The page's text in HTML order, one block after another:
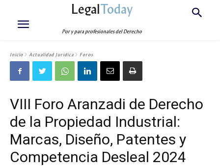
LegalToday
Por y para profesionales del Derecho
Inicio Actualidad Jurídica Foros
VIII Foro Aranzadi de Derecho
de la Propiedad Industrial:
Marcas, Diseño, Patentes y
Competencia Desleal 2024